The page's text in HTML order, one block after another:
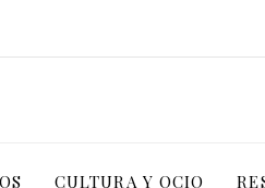
CULTURA Y OCIO